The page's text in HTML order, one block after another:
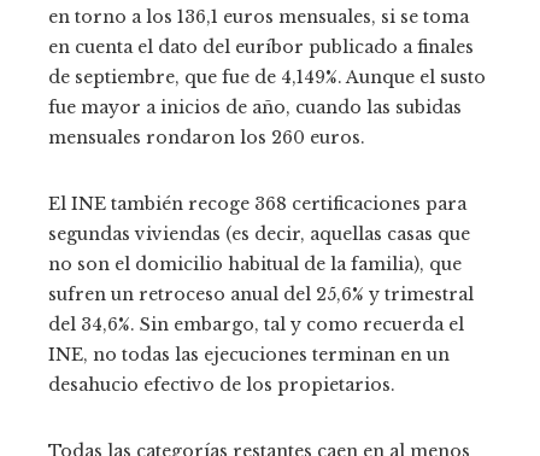
en torno a los 136,1 euros mensuales, si se toma
en cuenta el dato del euríbor publicado a finales
de septiembre, que fue de 4,149%. Aunque el susto
fue mayor a inicios de año, cuando las subidas
mensuales rondaron los 260 euros.
El INE también recoge 368 certificaciones para
segundas viviendas (es decir, aquellas casas que
no son el domicilio habitual de la familia), que
sufren un retroceso anual del 25,6% y trimestral
del 34,6%. Sin embargo, tal y como recuerda el
INE, no todas las ejecuciones terminan en un
desahucio efectivo de los propietarios.
Todas las categorías restantes caen en al menos